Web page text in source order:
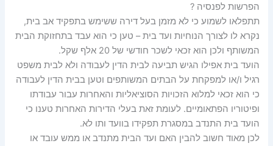
הפרשות לפנסיה ?
תתפלאו לשמוע כי לא מזמן בעל דירה ששימש בתפקיד אב בית,
נקרא לו לצורך הנוחיות ועד בית – טען כי הוא עבד בתחזוקת הבית
המשותף ולכן הוא זכאי לשכר חודשי של 20 אלף שקל.
הועד בית אפילו הגיש תביעה לבית הדין לעבודה ולא לבית משפט
רגיל ו/או למפקחת על הבתים המשותפים וטען בבית הדין לעבודה
כי הוא זכאי למלוא הזכויות הסוציאליות והאחרות עבור עבודתו
ופיטוריו הפתאומיים. לעומת זאת בעלי הדירות האחרות טענו כי
הועד בית התנדב במסגרת תפקידו בוועד ותו לא.
לכן מאוד חשוב להבין האם ועד הבית מתנדב או ממש עובד או